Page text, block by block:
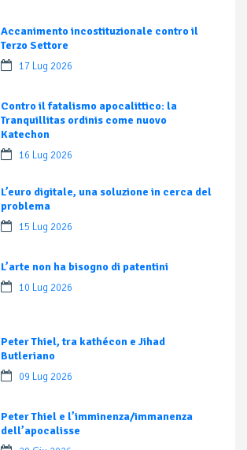
Accanimento incostituzionale contro il
Terzo Settore
17 Lug 2026
Contro il fatalismo apocalittico: la
Tranquillitas ordinis come nuovo
Katechon
16 Lug 2026
L’euro digitale, una soluzione in cerca del
problema
15 Lug 2026
L’arte non ha bisogno di patentini
10 Lug 2026
Peter Thiel, tra kathécon e Jihad
Butleriano
09 Lug 2026
Peter Thiel e l’imminenza/immanenza
dell’apocalisse